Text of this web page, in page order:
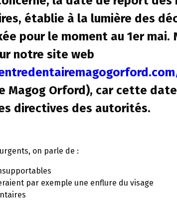
établie à la lumière des
pour le moment au1er mai.
notre site web
Magog Orford), car cette
directives des autorités.
on parle de :
par exemple une enflure du visage